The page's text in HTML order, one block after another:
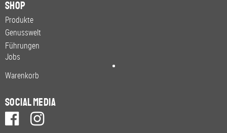
Shop
Produkte
Genusswelt
Führungen
Jobs
Warenkorb
Social Media